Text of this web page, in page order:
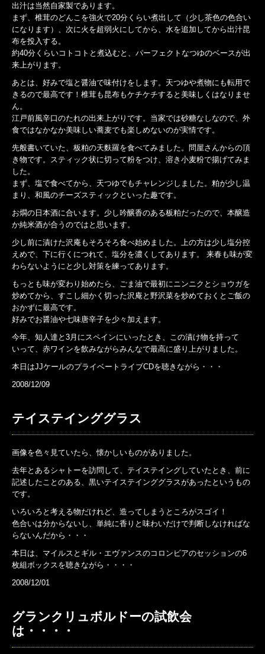
出汁は当然自家製であります。
まず、椎茸のどんこを強火で20分くらい煮出して（少し茶色の色合い
になります）、次に火を超弱火にしてから、水を追加してから出汁昆
布を投入する。
約40分くらいコトコトと煮込むと、パーフェクトなつゆのベースが出
来上がります。
あとは、好みで塩と醤油で味付けをします。天つゆや煮物にも転用で
きるので最高です！椎茸も昆布もケチケチすると美味しくはなりませ
ん。
江戸前風辛口のたれの出来上がりです。当家では砂糖なしなので、外
食ではなかなか美味しい蕎麦でも楽しめないのが実情です。
先般書いていた、板粕の天麩羅を食べてみました。問屋さんからの頂
き物です。スティック状に切って粉をつけ、溶き小麦粉で揚げてみま
した。
まず、塩で食べてから、天つゆでもチャレンジしました。粕が少し温
まり、和風のチーズスティックといった趣です。
お燗の日本酒に合います。少し吟醸香のある板粕だったので、本醸造
か純米酒が合うのではと思います。
少し前に漬けた沢庵もそろそろ食べ始めました。上の方は少し塩分控
えめで、下に行くにつれて、塩分を濃くしてあります。 来春も味が変
わらないようにと少し対策を練ってあります。
もっとも味が変わり始めたら、ごま油で最初にニンニクとショウガを
炒めてから、すこし細かく切った沢庵と野沢菜を炒めておくとご飯の
おかずに最高です。
好みでお醤油や七味唐辛子を少々加えます。
今年、知人達と3月にスペインにいったとき、この漬け物を持って
いって、赤ワインを飲みながらみんなで最高に盛り上がりました。
本日はJJケールのプライベートライブCDを聴きながら・・・
2008/12/09
テイステインググラス
画像を色々見ていたら、懐かしいものがありました。
去年とあるシャトーを訪問して、テイステイングしていたとき、前に
記述したことのある、黒いテイステインググラスがあったというもの
です。
いろいろと考える物だけれど、造ってしまうところがスゴイ！
色合いは分からないし、単純に香りと味わいだけで判断しなければな
らないんだから・・・
本日は、マイルスとギル・エヴァンスのコロンビアのセッションの6
枚組ボックスを聴きながら・・・・
2008/12/01
グランクリュボルドーの試飲会
は・・・・